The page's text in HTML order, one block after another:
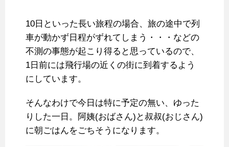
10日といった長い旅程の場合、旅の途中で列
車が動かず日程がずれてしまう・・・などの
不測の事態が起こり得ると思っているので、
1日前には飛行場の近くの街に到着するよう
にしています。
そんなわけで今日は特に予定の無い、ゆった
りした一日。阿姨(おばさん)と叔叔(おじさん)
に朝ごはんをごちそうになります。